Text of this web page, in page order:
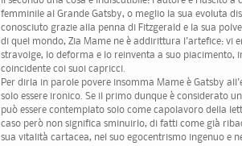
femminile al Grande Gatsby, o meglio la sua evoluta
conosciuto grazie alla penna di Fitzgerald e la sua
di quel mondo, Zia Mame ne è addirittura l'artefice: vi
stravolge, lo deforma e lo reinventa a suo piacimento,
coincidente coi suoi capricci.
Per dirla in parole povere insomma Mame è Gatsby
solo essere ironico. Se il primo dunque è considerato
può essere contemplato solo come capolavoro della
caso però non significa sminuirlo, di fatti come già
sua vitalità cartacea, nel suo egocentrismo ingenuo e